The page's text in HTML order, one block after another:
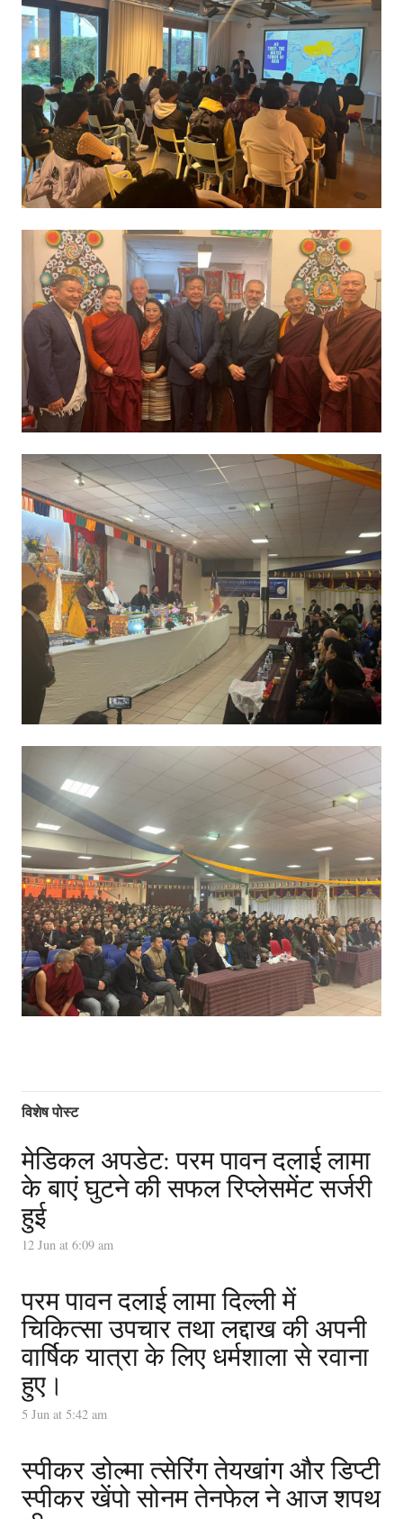
विशेष पोस्ट
मेडिकल अपडेट: परम पावन दलाई लामा
के बाएं घुटने की सफल रिप्लेसमेंट सर्जरी
हुई
12 Jun at 6:09 am
परम पावन दलाई लामा दिल्ली में
चिकित्सा उपचार तथा लद्दाख की अपनी
वार्षिक यात्रा के लिए धर्मशाला से रवाना
हुए।
5 Jun at 5:42 am
स्पीकर डोल्मा त्सेरिंग तेयखांग और डिप्टी
स्पीकर खेंपो सोनम तेनफेल ने आज शपथ